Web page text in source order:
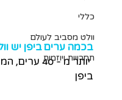
כללי
וולט מסביב לעולם
תחרויות ויוזמות
בכמה ערים ביפן יש
ביפן